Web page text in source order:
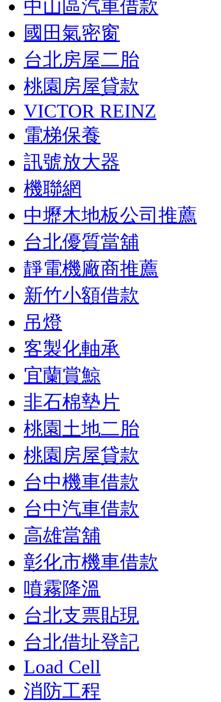
中山區汽車借款
國田氣密窗
台北房屋二胎
桃園房屋貸款
VICTOR REINZ
電梯保養
訊號放大器
機聯網
中壢木地板公司推薦
台北優質當舖
靜電機廠商推薦
新竹小額借款
吊燈
客製化軸承
宜蘭賞鯨
非石棉墊片
桃園土地二胎
桃園房屋貸款
台中機車借款
台中汽車借款
高雄當舖
彰化市機車借款
噴霧降溫
台北支票貼現
台北借址登記
Load Cell
消防工程